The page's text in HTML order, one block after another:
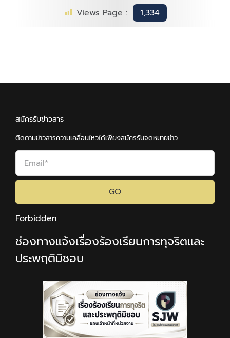
Views Page : 1,334
สมัครรับข่าวสาร
ติดตามข่าวสารความเคลื่อนไหวได้เพียงสมัครรับจดหมายข่าว
GO
Forbidden
ช่องทางแจ้งเรื่องร้องเรียนการทุจริตและ
ประพฤติมิชอบ